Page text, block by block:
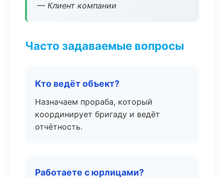
— Клиент компании
Часто задаваемые вопросы
Кто ведёт объект?
Назначаем прораба, который
координирует бригаду и ведёт
отчётность.
Работаете с юрлицами?